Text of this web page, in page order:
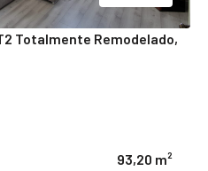
Totalmente Remodelado,
93,20 m²